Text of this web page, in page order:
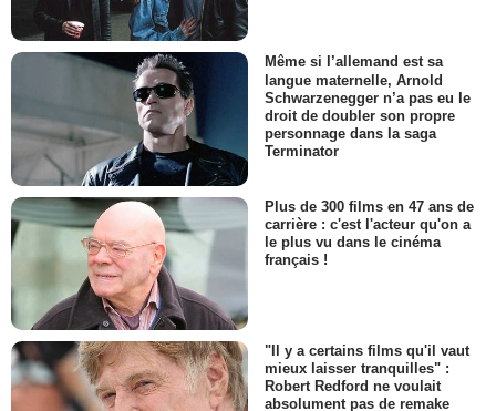
Même si l’allemand est sa
langue maternelle, Arnold
Schwarzenegger n’a pas eu le
droit de doubler son propre
personnage dans la saga
Terminator
Plus de 300 films en 47 ans de
carrière : c'est l'acteur qu'on a
le plus vu dans le cinéma
français !
"Il y a certains films qu'il vaut
mieux laisser tranquilles" :
Robert Redford ne voulait
absolument pas de remake